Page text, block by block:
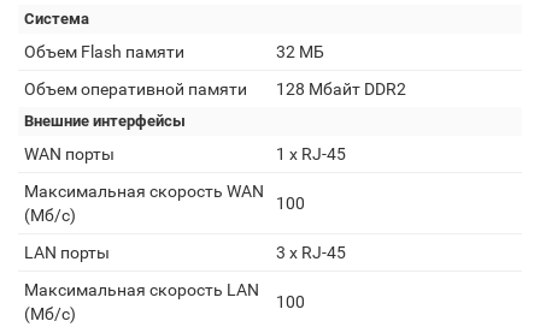
Система
Объем Flash памяти
32 МБ
Объем оперативной памяти
128 Мбайт DDR2
Внешние интерфейсы
WAN порты
1 х RJ-45
Максимальная скорость WAN
(Мб/с)
100
LAN порты
3 х RJ-45
Максимальная скорость LAN
(Мб/с)
100